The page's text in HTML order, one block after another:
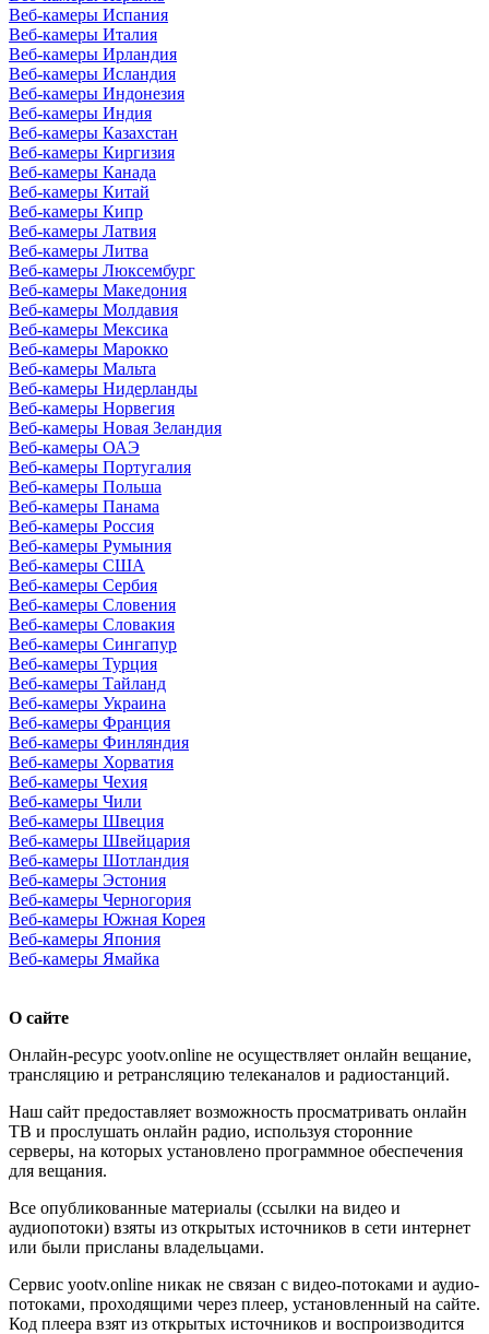
Веб-камеры Испания
Веб-камеры Италия
Веб-камеры Ирландия
Веб-камеры Исландия
Веб-камеры Индонезия
Веб-камеры Индия
Веб-камеры Казахстан
Веб-камеры Киргизия
Веб-камеры Канада
Веб-камеры Китай
Веб-камеры Кипр
Веб-камеры Латвия
Веб-камеры Литва
Веб-камеры Люксембург
Веб-камеры Македония
Веб-камеры Молдавия
Веб-камеры Мексика
Веб-камеры Марокко
Веб-камеры Мальта
Веб-камеры Нидерланды
Веб-камеры Норвегия
Веб-камеры Новая Зеландия
Веб-камеры ОАЭ
Веб-камеры Португалия
Веб-камеры Польша
Веб-камеры Панама
Веб-камеры Россия
Веб-камеры Румыния
Веб-камеры США
Веб-камеры Сербия
Веб-камеры Словения
Веб-камеры Словакия
Веб-камеры Сингапур
Веб-камеры Турция
Веб-камеры Тайланд
Веб-камеры Украина
Веб-камеры Франция
Веб-камеры Финляндия
Веб-камеры Хорватия
Веб-камеры Чехия
Веб-камеры Чили
Веб-камеры Швеция
Веб-камеры Швейцария
Веб-камеры Шотландия
Веб-камеры Эстония
Веб-камеры Черногория
Веб-камеры Южная Корея
Веб-камеры Япония
Веб-камеры Ямайка
О сайте
Онлайн-ресурс yootv.online не осуществляет онлайн вещание,
трансляцию и ретрансляцию телеканалов и радиостанций.
Наш сайт предоставляет возможность просматривать онлайн
ТВ и прослушать онлайн радио, используя сторонние
серверы, на которых установлено программное обеспечения
для вещания.
Все опубликованные материалы (ссылки на видео и
аудиопотоки) взяты из открытых источников в сети интернет
или были присланы владельцами.
Сервис yootv.online никак не связан с видео-потоками и аудио-
потоками, проходящими через плеер, установленный на сайте.
Код плеера взят из открытых источников и воспроизводится